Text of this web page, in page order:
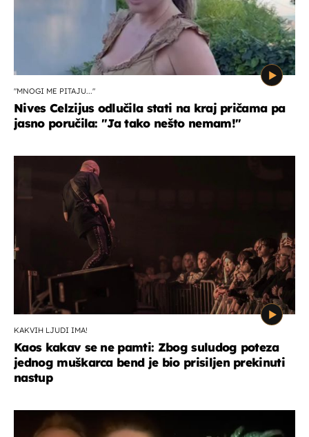
"MNOGI ME PITAJU..."
Nives Celzijus odlučila stati na kraj pričama pa
jasno poručila: "Ja tako nešto nemam!"
KAKVIH LJUDI IMA!
Kaos kakav se ne pamti: Zbog suludog poteza
jednog muškarca bend je bio prisiljen prekinuti
nastup